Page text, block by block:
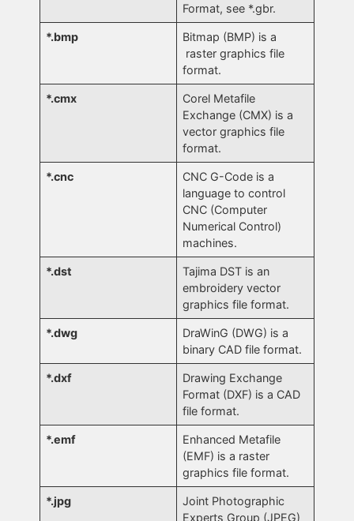
Format, see *.gbr.
*.bmp
Bitmap (BMP) is a
raster graphics file
format.
*.cmx
Corel Metafile
Exchange (CMX) is a
vector graphics file
format.
*.cnc
CNC G-Code is a
language to control
CNC (Computer
Numerical Control)
machines.
*.dst
Tajima DST is an
embroidery vector
graphics file format.
*.dwg
DraWinG (DWG) is a
binary CAD file format.
*.dxf
Drawing Exchange
Format (DXF) is a CAD
file format.
*.emf
Enhanced Metafile
(EMF) is a raster
graphics file format.
*.jpg
Joint Photographic
Experts Group (JPEG)